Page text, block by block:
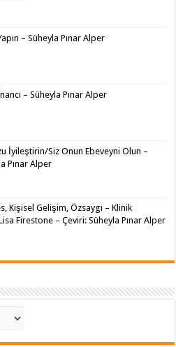
– Süheyla Pınar Alper
– Süheyla Pınar Alper
İyileştirin/Siz Onun Ebeveyni Olun –
Pınar Alper
Kişisel Gelişim, Özsaygı – Klinik
Firestone – Çeviri: Süheyla Pınar Alper